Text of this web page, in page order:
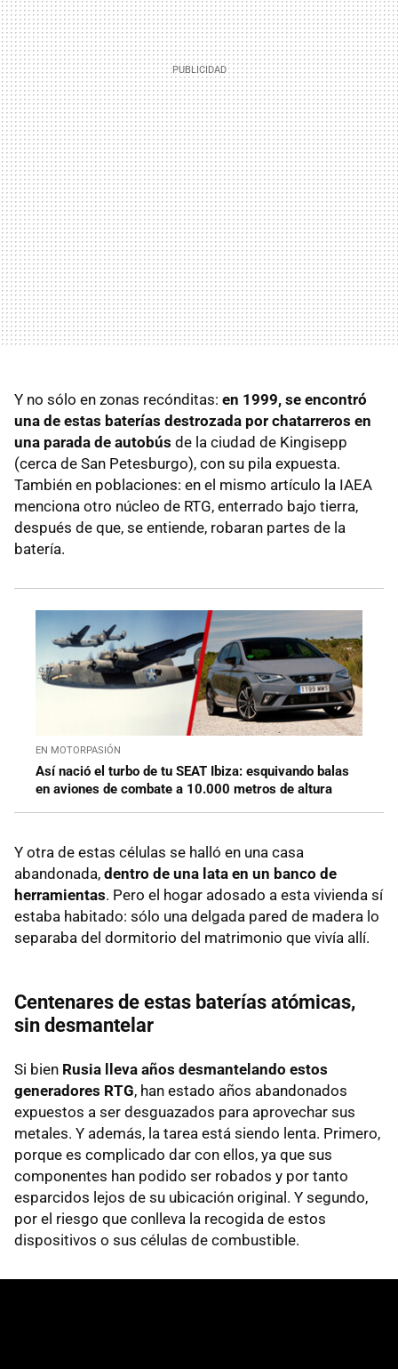
Y no sólo en zonas recónditas: en 1999, se encontró
una de estas baterías destrozada por chatarreros en
una parada de autobús de la ciudad de Kingisepp
(cerca de San Petesburgo), con su pila expuesta.
También en poblaciones: en el mismo artículo la IAEA
menciona otro núcleo de RTG, enterrado bajo tierra,
después de que, se entiende, robaran partes de la
batería.
EN MOTORPASIÓN
Así nació el turbo de tu SEAT Ibiza: esquivando balas
en aviones de combate a 10.000 metros de altura
Y otra de estas células se halló en una casa
abandonada, dentro de una lata en un banco de
herramientas. Pero el hogar adosado a esta vivienda sí
estaba habitado: sólo una delgada pared de madera lo
separaba del dormitorio del matrimonio que vivía allí.
Centenares de estas baterías atómicas,
sin desmantelar
Si bien Rusia lleva años desmantelando estos
generadores RTG, han estado años abandonados
expuestos a ser desguazados para aprovechar sus
metales. Y además, la tarea está siendo lenta. Primero,
porque es complicado dar con ellos, ya que sus
componentes han podido ser robados y por tanto
esparcidos lejos de su ubicación original. Y segundo,
por el riesgo que conlleva la recogida de estos
dispositivos o sus células de combustible.